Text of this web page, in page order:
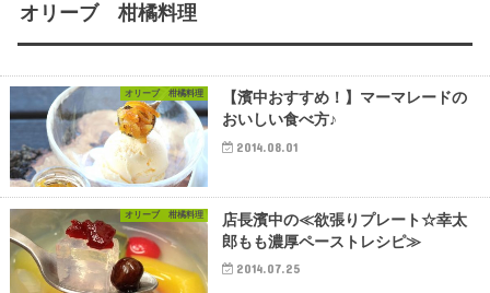
オリーブ 柑橘料理
オリーブ 柑橘料理
【濱中おすすめ！】マーマレードの
おいしい食べ方♪
2014.08.01
オリーブ 柑橘料理
店長濱中の≪欲張りプレート☆幸太
郎もも濃厚ペーストレシピ≫
2014.07.25